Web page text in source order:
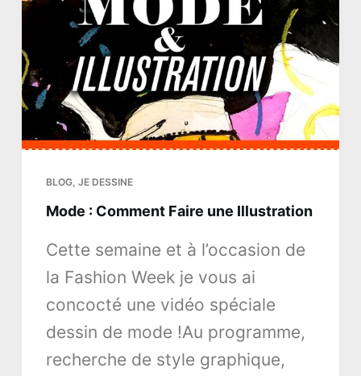
BLOG, JE DESSINE
Mode : Comment Faire une Illustration
Cette semaine et à l’occasion de
la Fashion Week je vous ai
concocté une vidéo spéciale
dessin de mode !Au programme,
recherche de style graphique,